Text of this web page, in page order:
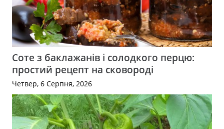
Соте з баклажанів і солодкого перцю:
простий рецепт на сковороді
Четвер, 6 Серпня, 2026